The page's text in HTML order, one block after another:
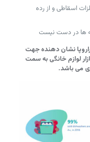
فلزات اسقاطی و از رده
نشان دهنده جهت
لوازم خانگی به سمت
می باشد.